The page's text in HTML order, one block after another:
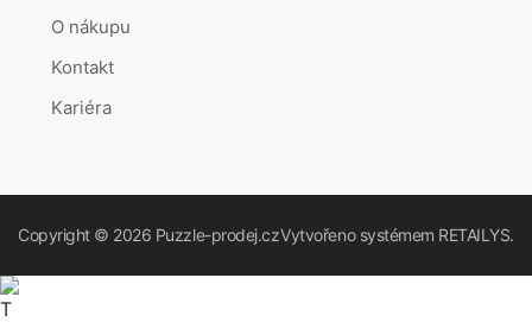
O nákupu
Kontakt
Kariéra
Copyright © 2026 Puzzle-prodej.czVytvořeno systémem RETAILYS.